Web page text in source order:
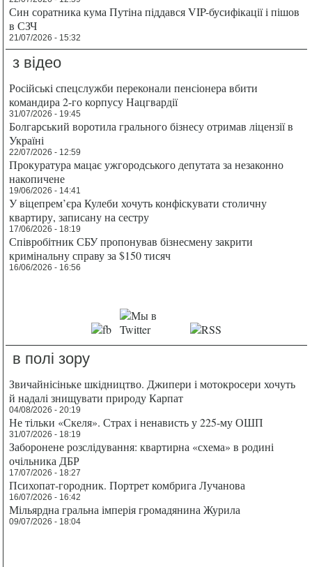
Син соратника кума Путіна піддався VIP-бусифікації і пішов
в СЗЧ
21/07/2026 - 15:32
з відео
Російські спецслужби переконали пенсіонера вбити
командира 2-го корпусу Нацгвардії
31/07/2026 - 19:45
Болгарський воротила грального бізнесу отримав ліцензії в
Україні
22/07/2026 - 12:59
Прокуратура мацає ужгородського депутата за незаконно
накопичене
19/06/2026 - 14:41
У віцепрем’єра Кулеби хочуть конфіскувати столичну
квартиру, записану на сестру
17/06/2026 - 18:19
Співробітник СБУ пропонував бізнесмену закрити
кримінальну справу за $150 тисяч
16/06/2026 - 16:56
в полі зору
Звичайнісіньке шкідництво. Джипери і мотокросери хочуть
й надалі знищувати природу Карпат
04/08/2026 - 20:19
Не тільки «Скеля». Страх і ненависть у 225-му ОШП
31/07/2026 - 18:19
Заборонене розслідування: квартирна «схема» в родині
очільника ДБР
17/07/2026 - 18:27
Психопат-городник. Портрет комбрига Лучанова
16/07/2026 - 16:42
Мільярдна гральна імперія громадянина Журила
09/07/2026 - 18:04